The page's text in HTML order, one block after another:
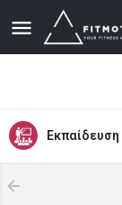
Εκπαίδευση